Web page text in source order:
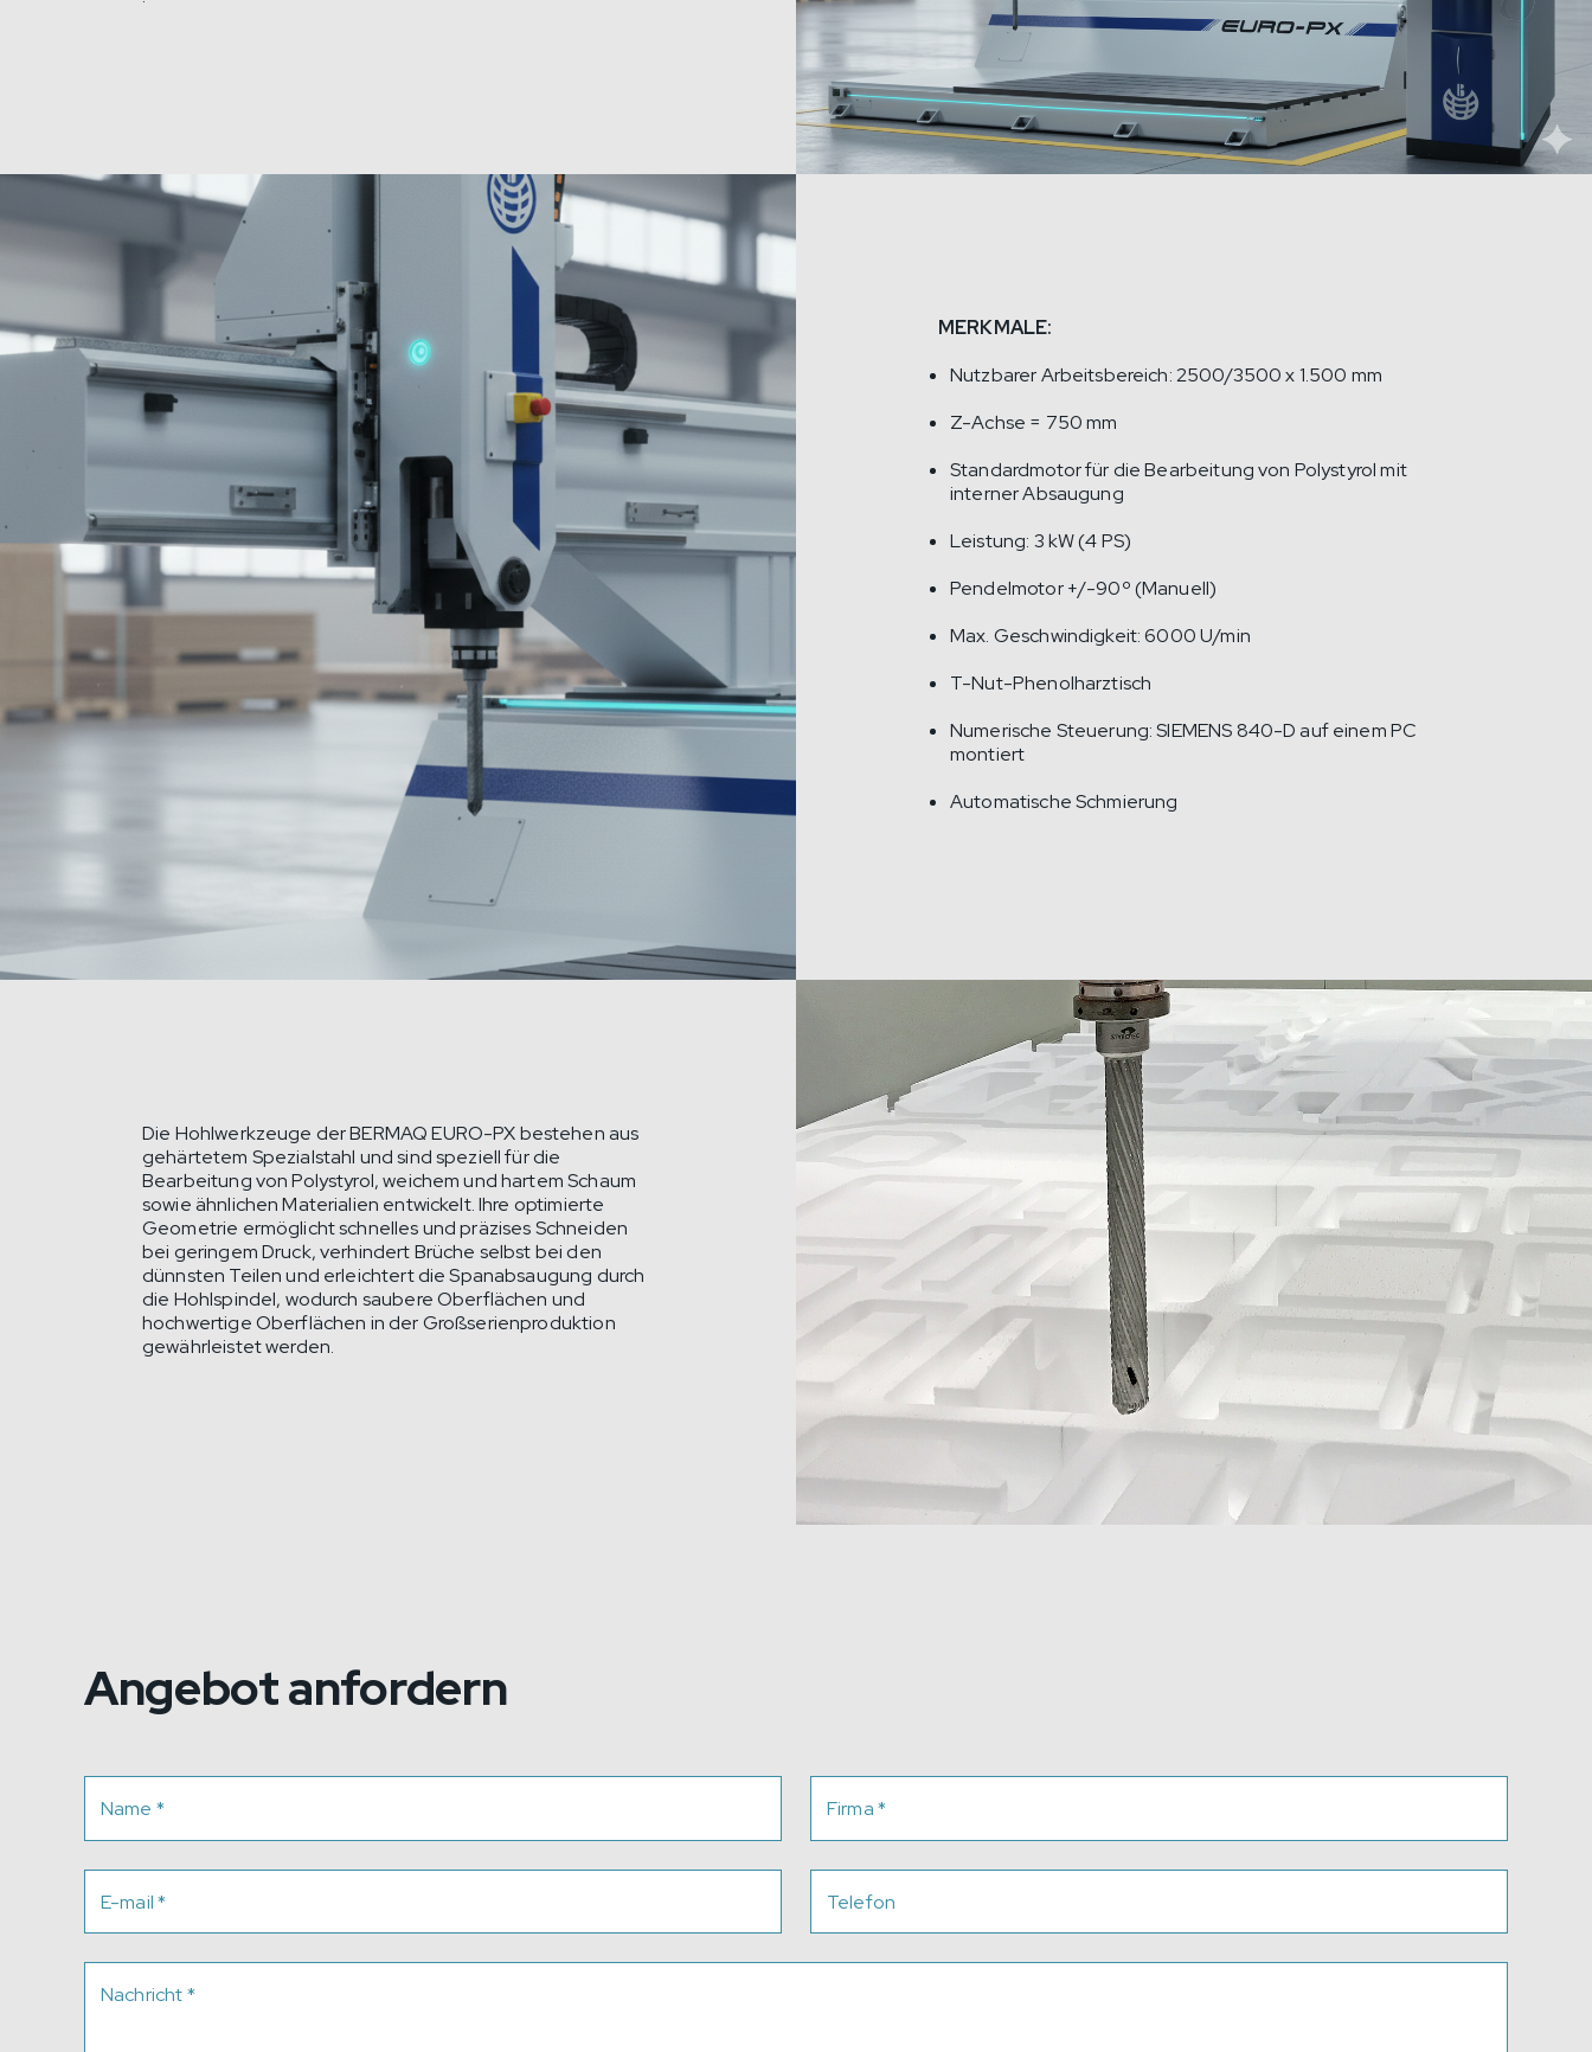
MERKMALE:
Nutzbarer Arbeitsbereich: 2500/3500 x 1.500 mm
Z-Achse = 750 mm
Standardmotor für die Bearbeitung von Polystyrol mit
interner Absaugung
Leistung: 3 kW (4 PS)
Pendelmotor +/-90º (Manuell)
Max. Geschwindigkeit: 6000 U/min
T-Nut-Phenolharztisch
Numerische Steuerung: SIEMENS 840-D auf einem PC
montiert
Automatische Schmierung
Die Hohlwerkzeuge der BERMAQ EURO-PX bestehen aus
gehärtetem Spezialstahl und sind speziell für die
Bearbeitung von Polystyrol, weichem und hartem Schaum
sowie ähnlichen Materialien entwickelt. Ihre optimierte
Geometrie ermöglicht schnelles und präzises Schneiden
bei geringem Druck, verhindert Brüche selbst bei den
dünnsten Teilen und erleichtert die Spanabsaugung durch
die Hohlspindel, wodurch saubere Oberflächen und
hochwertige Oberflächen in der Großserienproduktion
gewährleistet werden.
Angebot anfordern
Name * Firma*
E-mail* Telefon
Nachricht*